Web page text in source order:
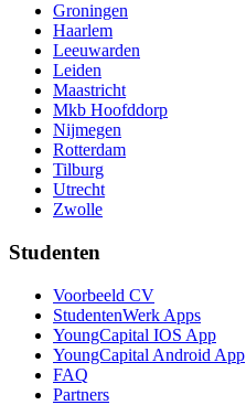
Groningen
Haarlem
Leeuwarden
Leiden
Maastricht
Mkb Hoofddorp
Nijmegen
Rotterdam
Tilburg
Utrecht
Zwolle
Studenten
Voorbeeld CV
StudentenWerk Apps
YoungCapital IOS App
YoungCapital Android App
FAQ
Partners